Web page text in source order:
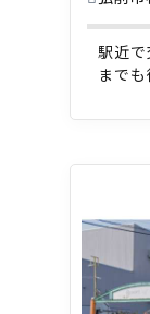
駅近
まで